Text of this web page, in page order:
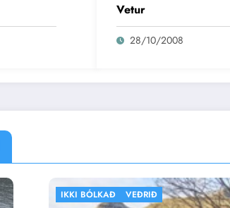
Vetur
28/10/2008
IKKI BÓLKAÐ
MENTAN